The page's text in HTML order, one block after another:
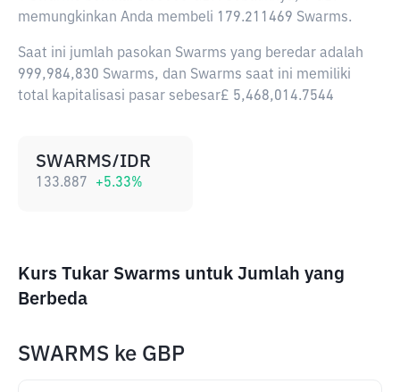
memungkinkan Anda membeli 179.211469 Swarms.
Saat ini jumlah pasokan Swarms yang beredar adalah
999,984,830 Swarms, dan Swarms saat ini memiliki
total kapitalisasi pasar sebesar£ 5,468,014.7544
SWARMS/IDR
133.887 +5.33%
Kurs Tukar Swarms untuk Jumlah yang
Berbeda
SWARMS ke GBP